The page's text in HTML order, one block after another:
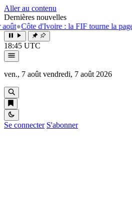
Aller au contenu
Dernières nouvelles
: la FIF tourne la page Emerse
18:45 UTC
ven., 7 août vendredi, 7 août 2026
Se connecter S'abonner